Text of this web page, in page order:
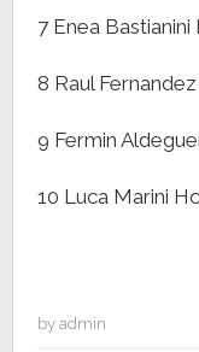
7 Enea
8 Raul
9 Fermin
10 Luca Marini
by admin